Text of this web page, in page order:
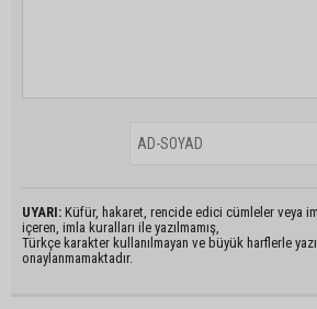
UYARI: Küfür, hakaret, rencide edici cümleler veya
içeren, imla kuralları ile yazılmamış,
Türkçe karakter kullanılmayan ve büyük harflerle
onaylanmamaktadır.